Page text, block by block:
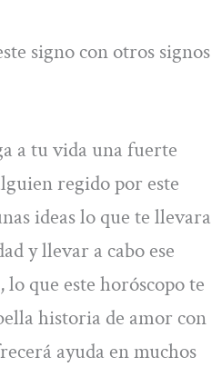
signo con otros signos
a tu vida una fuerte
regido por este
ideas lo que te llevara
y llevar a cabo ese
lo que este horóscopo te
historia de amor con
ayuda en muchos